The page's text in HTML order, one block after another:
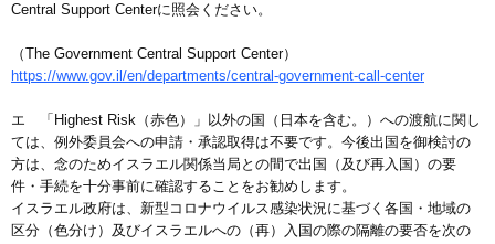
Central Support Centerに照会ください。
（The Government Central Support Center）
https://www.gov.il/en/departments/central-government-call-center
エ 「Highest Risk（赤色）」以外の国（日本を含む。）への渡航に関し
ては、例外委員会への申請・承認取得は不要です。今後出国を御検討の
方は、念のためイスラエル関係当局との間で出国（及び再入国）の要
件・手続を十分事前に確認することをお勧めします。
イスラエル政府は、新型コロナウイルス感染状況に基づく各国・地域の
区分（色分け）及びイスラエルへの（再）入国の際の隔離の要否を次の